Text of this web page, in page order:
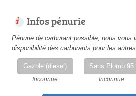
Infos pénurie
Pénurie de carburant possible, nous vous
disponibilité des carburants pour les
Gazole (diesel)
Inconnue
Sans Plomb 95
Inconnue